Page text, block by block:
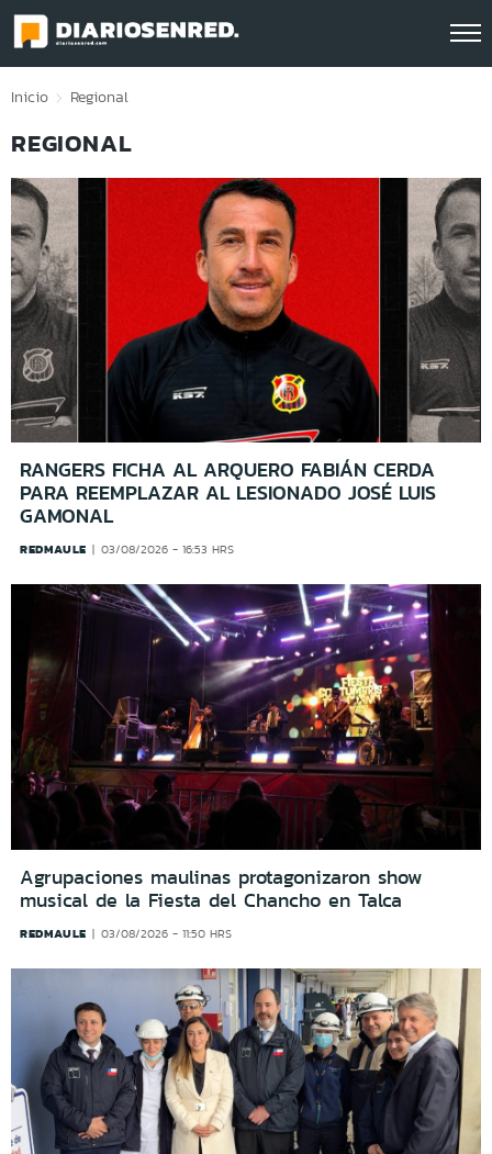
Click acá para ir directamente al contenido
Inicio Regional
REGIONAL
RANGERS FICHA AL ARQUERO FABIÁN CERDA
PARA REEMPLAZAR AL LESIONADO JOSÉ LUIS
GAMONAL
REDMAULE 03/08/2026 - 16:53 HRS
Agrupaciones maulinas protagonizaron show
musical de la Fiesta del Chancho en Talca
REDMAULE 03/08/2026 - 11:50 HRS